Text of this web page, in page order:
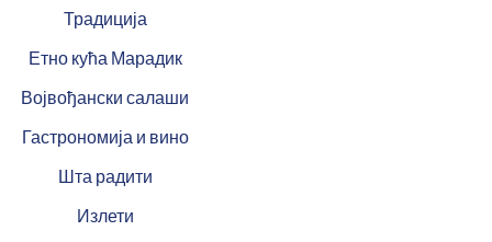
Традиција
Етно кућа Марадик
Војвођански салаши
Гастрономија и вино
Шта радити
Излети